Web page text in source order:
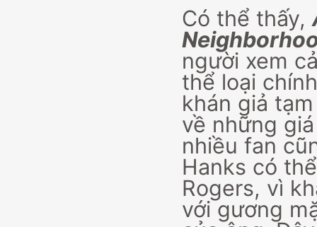
Có thể thấy,
người xem
thể loại
khán giả
về những
nhiều fan
Hanks có
Rogers, vì
với gương